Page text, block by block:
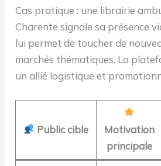
Cas pratique : une librairie
Charente signale sa présence
lui permet de toucher de
marchés thématiques. La
un allié logistique et
Public cible
Motivation
principale